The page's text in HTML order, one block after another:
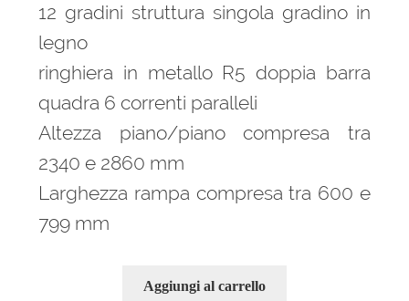
3.792,00 €.
2.462,00 €.
12 gradini struttura singola gradino in
legno
ringhiera in metallo R5 doppia barra
quadra 6 correnti paralleli
Altezza piano/piano compresa tra
2340 e 2860 mm
Larghezza rampa compresa tra 600 e
799 mm
Aggiungi al carrello